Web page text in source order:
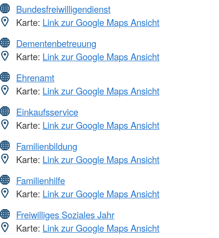
Bundesfreiwilligendienst
Karte: Link zur Google Maps Ansicht
Dementenbetreuung
Karte: Link zur Google Maps Ansicht
Ehrenamt
Karte: Link zur Google Maps Ansicht
Einkaufsservice
Karte: Link zur Google Maps Ansicht
Familienbildung
Karte: Link zur Google Maps Ansicht
Familienhilfe
Karte: Link zur Google Maps Ansicht
Freiwilliges Soziales Jahr
Karte: Link zur Google Maps Ansicht